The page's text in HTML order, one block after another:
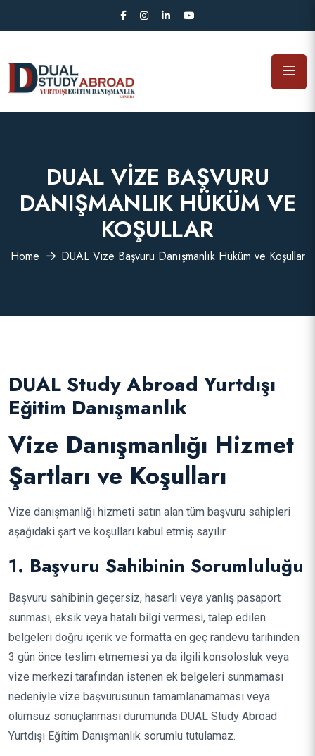
DUAL VIZE BAŞVURU
DANIŞMANLIK HÜKÜM VE
KOŞULLAR
Home DUAL Vize Başvuru Danışmanlık Hüküm ve Koşullar
DUAL Study Abroad Yurtdışı
Eğitim Danışmanlık
Vize Danışmanlığı Hizmet
Şartları ve Koşulları
Vize danışmanlığı hizmeti satın alan tüm başvuru sahipleri
aşağıdaki şart ve koşulları kabul etmiş sayılır.
1. Başvuru Sahibinin Sorumluluğu
Başvuru sahibinin geçersiz, hasarlı veya yanlış pasaport
sunması, eksik veya hatalı bilgi vermesi, talep edilen
belgeleri doğru içerik ve formatta en geç randevu tarihinden
3 gün önce teslim etmemesi ya da ilgili konsolosluk veya
vize merkezi tarafından istenen ek belgeleri sunmaması
nedeniyle vize başvurusunun tamamlanamaması veya
olumsuz sonuçlanması durumunda DUAL Study Abroad
Yurtdışı Eğitim Danışmanlık sorumlu tutulamaz.